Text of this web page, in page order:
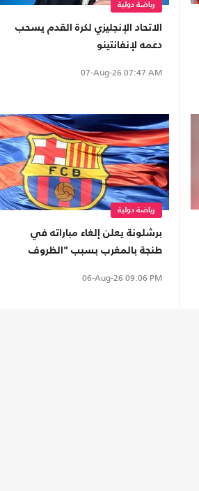
رياضة دولية
الاتحاد الإنجليزي لكرة القدم يسحب
دعمه لإنفانتينو
07-Aug-26 07:47 AM
رياضة دولية
برشلونة يعلن إلغاء مباراته في
طنجة بالمغرب بسبب "الظروف
06-Aug-26 09:06 PM